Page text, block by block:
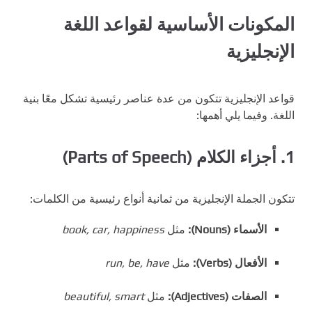
المكونات الأساسية لقواعد اللغة
الإنجليزية
قواعد الإنجليزية تتكون من عدة عناصر رئيسية تشكل معًا بنية
اللغة. وفيما يلي أهمها:
1. أجزاء الكلام (Parts of Speech)
تتكون الجملة الإنجليزية من ثمانية أنواع رئيسية من الكلمات:
الأسماء (Nouns): مثلbook, car, happiness
الأفعال (Verbs): مثل run, be, have
الصفات (Adjectives): مثلbeautiful, smart